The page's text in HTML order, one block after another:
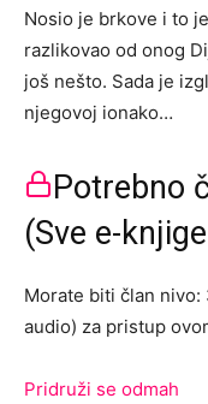
Nosio je brkove i to
razlikovao od onog
još nešto. Sada je
njegovoj ionako…
Potrebno
(Sve e-
Morate biti član nivo:
audio) za pristup
Pridruži se odmah